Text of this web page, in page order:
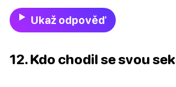
Ukaž odpověď
12. Kdo chodil se svou